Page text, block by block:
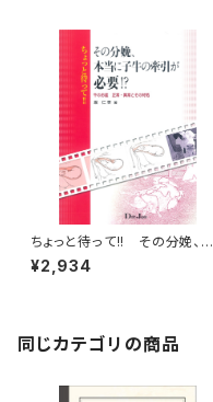
ちょっと待って!! その分娩、本
当に子牛の牽引が必要!?
¥2,934
同じカテゴリの商品